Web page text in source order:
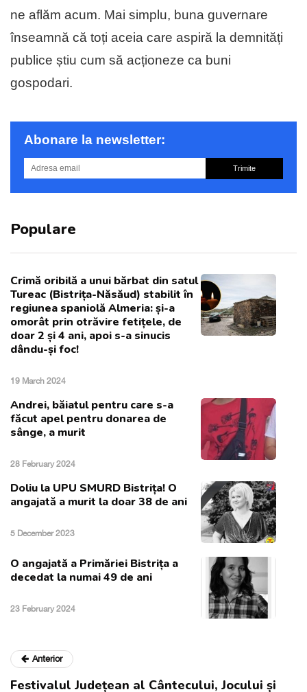
ne aflăm acum. Mai simplu, buna guvernare
înseamnă că toți aceia care aspiră la demnități
publice știu cum să acționeze ca buni
gospodari.
Abonare la newsletter:
Trimite
Populare
Crimă oribilă a unui bărbat din satul
Tureac (Bistrița-Năsăud) stabilit în
regiunea spaniolă Almeria: și-a
omorât prin otrăvire fetițele, de
doar 2 și 4 ani, apoi s-a sinucis
dându-și foc!
19 March 2024
Andrei, băiatul pentru care s-a
făcut apel pentru donarea de
sânge, a murit
28 February 2024
Doliu la UPU SMURD Bistrița! O
angajată a murit la doar 38 de ani
5 December 2023
O angajată a Primăriei Bistrița a
decedat la numai 49 de ani
23 February 2024
Anterior
Festivalul Județean al Cântecului, Jocului și